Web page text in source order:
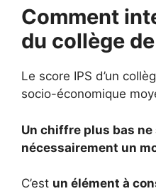
Comment
du collège
Le score IPS d’un
socio-économique
Un chiffre plus bas
nécessairement un
C’est un élément à